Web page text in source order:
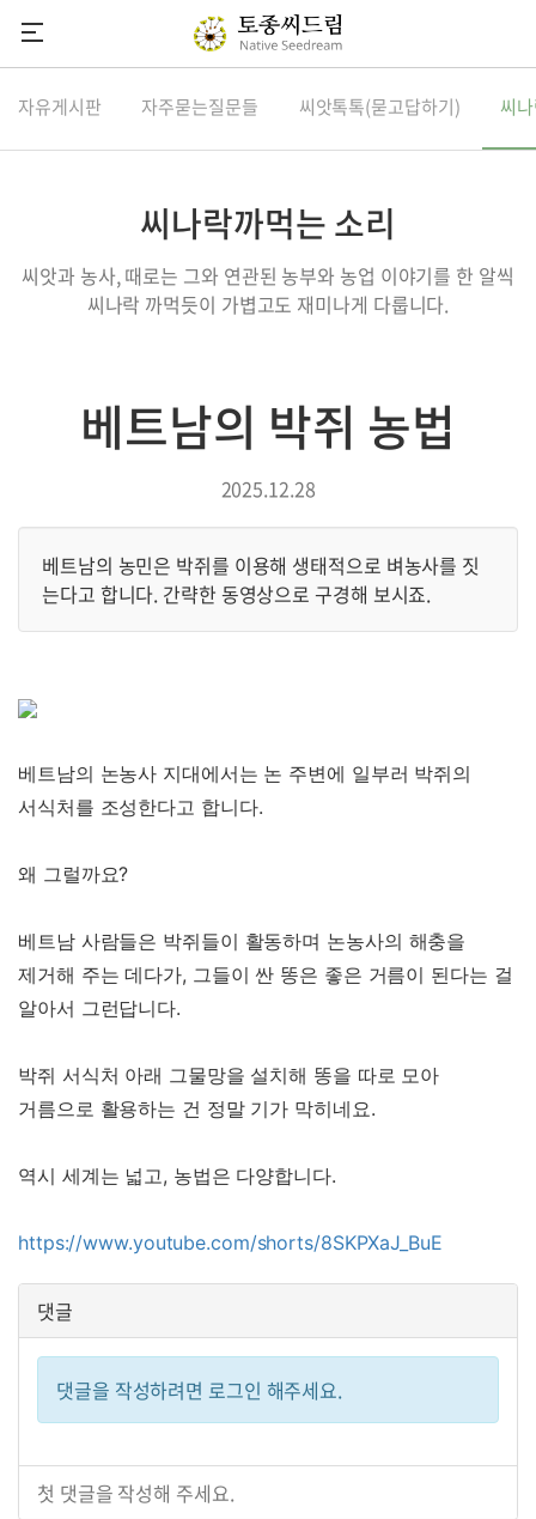
씨앗마당
다음카페
회원가입
자유게시판 자주묻는질문들 씨앗톡톡(묻고답하기) 씨
씨나락까먹는 소리
씨앗과 농사, 때로는 그와 연관된 농부와 농업 이야기를 한 알씩
씨나락 까먹듯이 가볍고도 재미나게 다룹니다.
베트남의 박쥐 농법
2025.12.28
베트남의 농민은 박쥐를 이용해 생태적으로 벼농사를 짓
는다고 합니다. 간략한 동영상으로 구경해 보시죠.
베트남의 논농사 지대에서는 논 주변에 일부러 박쥐의
서식처를 조성한다고 합니다.
왜 그럴까요?
베트남 사람들은 박쥐들이 활동하며 논농사의 해충을
제거해 주는 데다가, 그들이 싼 똥은 좋은 거름이 된다는 걸
알아서 그런답니다.
박쥐 서식처 아래 그물망을 설치해 똥을 따로 모아
거름으로 활용하는 건 정말 기가 막히네요.
역시 세계는 넓고, 농법은 다양합니다.
https://www.youtube.com/shorts/8SKPXaJ_BuE
댓글
댓글을 작성하려면 로그인 해주세요.
첫 댓글을 작성해 주세요.